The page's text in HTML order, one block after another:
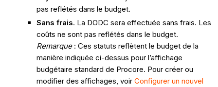
pas reflétés dans le budget.
Sans frais. La DODC sera effectuée sans frais. Les
coûts ne sont pas reflétés dans le budget.
Remarque: Ces statuts reflètent le budget de la
manière indiquée ci-dessus pour l’affichage
budgétaire standard de Procore. Pour créer ou
modifier des affichages, voir Configurer un nouvel